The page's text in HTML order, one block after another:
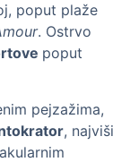
poput plaže
. Ostrvo
poput
pejzažima,
, najviši